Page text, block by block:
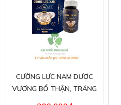
CƯỜNG LỰC NAM DƯỢC
VƯƠNG BỔ THẬN, TRÁNG